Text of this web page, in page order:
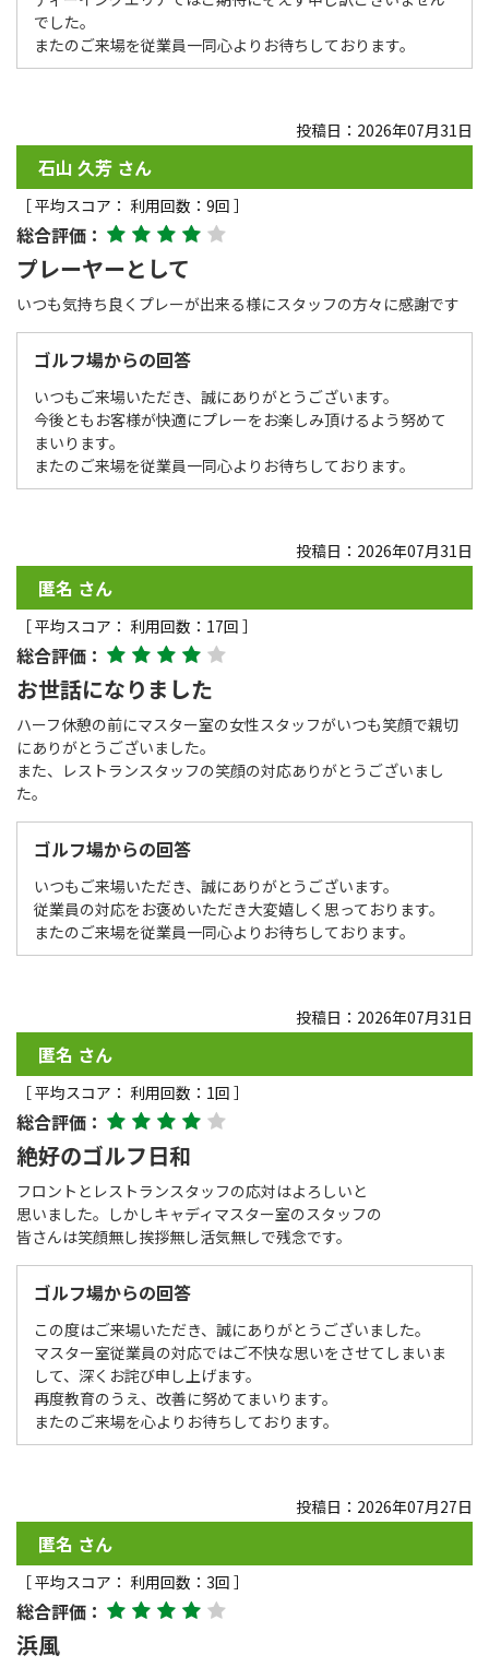
でした。
またのご来場を従業員一同心よりお待ちしております。
石山 久芳 さん
［ 平均スコア： 利用回数：9回 ］
投稿日：2026年07月31日
総合評価：
プレーヤーとして
いつも気持ち良くプレーが出来る様にスタッフの方々に感謝です
ゴルフ場からの回答
いつもご来場いただき、誠にありがとうございます。
今後ともお客様が快適にプレーをお楽しみ頂けるよう努めて
まいります。
またのご来場を従業員一同心よりお待ちしております。
匿名 さん
［ 平均スコア： 利用回数：17回 ］
投稿日：2026年07月31日
総合評価：
お世話になりました
ハーフ休憩の前にマスター室の女性スタッフがいつも笑顔で親切
にありがとうございました。
また、レストランスタッフの笑顔の対応ありがとうございまし
た。
ゴルフ場からの回答
いつもご来場いただき、誠にありがとうございます。
従業員の対応をお褒めいただき大変嬉しく思っております。
またのご来場を従業員一同心よりお待ちしております。
匿名 さん
［ 平均スコア： 利用回数：1回 ］
投稿日：2026年07月31日
総合評価：
絶好のゴルフ日和
フロントとレストランスタッフの応対はよろしいと
思いました。しかしキャディマスター室のスタッフの
皆さんは笑顔無し挨拶無し活気無しで残念です。
ゴルフ場からの回答
この度はご来場いただき、誠にありがとうございました。
マスター室従業員の対応ではご不快な思いをさせてしまいま
して、深くお詫び申し上げます。
再度教育のうえ、改善に努めてまいります。
またのご来場を心よりお待ちしております。
匿名 さん
［ 平均スコア： 利用回数：3回 ］
投稿日：2026年07月27日
総合評価：
浜風